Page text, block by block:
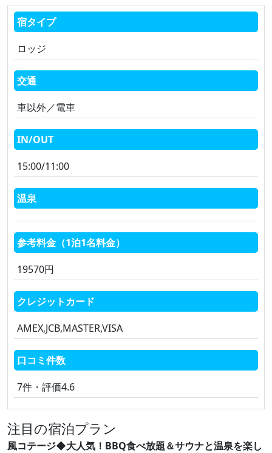
宿タイプ
ロッジ
交通
車以外／電車
IN/OUT
15:00/11:00
温泉
参考料金（1泊1名料金）
19570円
クレジットカード
AMEX,JCB,MASTER,VISA
口コミ件数
7件・評価4.6
注目の宿泊プラン
風コテージ◆大人気！BBQ食べ放題＆サウナと温泉を楽し